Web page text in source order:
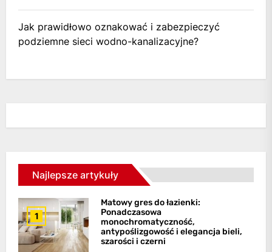
Jak prawidłowo oznakować i zabezpieczyć
podziemne sieci wodno-kanalizacyjne?
Najlepsze artykuły
1
Matowy gres do łazienki:
Ponadczasowa
monochromatyczność,
antypoślizgowość i elegancja bieli,
szarości i czerni